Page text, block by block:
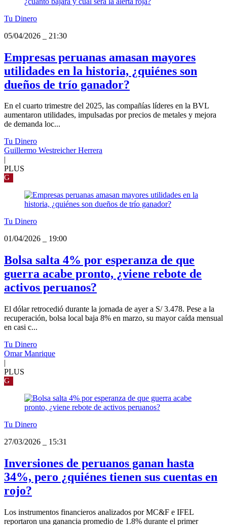
Tu Dinero
05/04/2026
21:30
Empresas peruanas amasan mayores
utilidades en la historia, ¿quiénes son
dueños de trío ganador?
En el cuarto trimestre del 2025, las compañías líderes en la BVL
aumentaron utilidades, impulsadas por precios de metales y mejora
de demanda loc...
Tu Dinero
Guillermo Westreicher Herrera
PLUS
G
Tu Dinero
01/04/2026
19:00
Bolsa salta 4% por esperanza de que
guerra acabe pronto, ¿viene rebote de
activos peruanos?
El dólar retrocedió durante la jornada de ayer a S/ 3.478. Pese a la
recuperación, bolsa local baja 8% en marzo, su mayor caída mensual
en casi c...
Tu Dinero
Omar Manrique
|
PLUS
G
Tu Dinero
27/03/2026
15:31
Inversiones de peruanos ganan hasta
34%, pero ¿quiénes tienen sus cuentas en
rojo?
Los instrumentos financieros analizados por MC&F e IFEL
reportaron una ganancia promedio de 1.8% durante el primer